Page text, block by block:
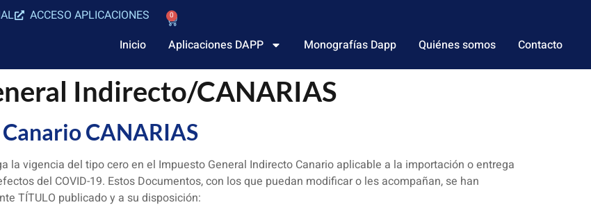
ACCESO APLICACIONES 0
Inicio Aplicaciones DAPP Monografías Dapp Quiénes somos Contacto
Indirecto/CANARIAS
CANARIAS
la vigencia del tipo cero en el Impuesto General Indirecto Canario aplicable a la importación o entrega
del COVID-19. Estos Documentos, con los que puedan modificar o les acompañan, se han
TÍTULO publicado y a su disposición: